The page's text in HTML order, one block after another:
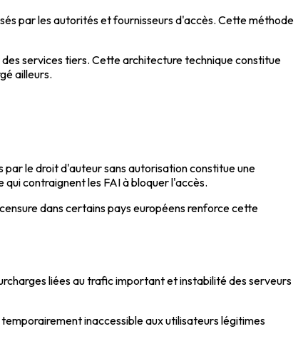
par les autorités et fournisseurs d'accès. Cette méthode
services tiers. Cette architecture technique constitue
ailleurs.
le droit d'auteur sans autorisation constitue une
contraignent les FAI à bloquer l'accès.
dans certains pays européens renforce cette
liées au trafic important et instabilité des serveurs
inaccessible aux utilisateurs légitimes